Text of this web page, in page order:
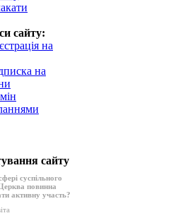
сайту:
на
на
сайту
суспільного
повинна
активну участь?